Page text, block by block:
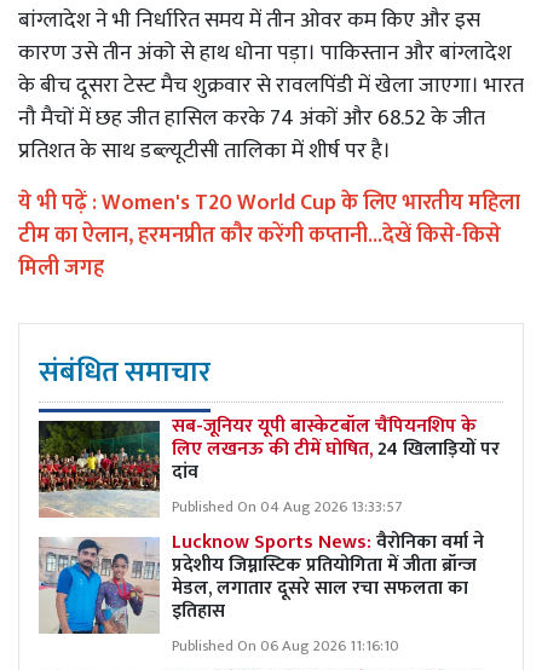
बांग्लादेश ने भी निर्धारित समय में तीन ओवर कम किए और इस
कारण उसे तीन अंको से हाथ धोना पड़ा। पाकिस्तान और बांग्लादेश
के बीच दूसरा टेस्ट मैच शुक्रवार से रावलपिंडी में खेला जाएगा। भारत
नौ मैचों में छह जीत हासिल करके 74 अंकों और 68.52 के जीत
प्रतिशत के साथ डब्ल्यूटीसी तालिका में शीर्ष पर है।
ये भी पढ़ें :Women's T20 World Cup के लिए भारतीय महिला
टीम का ऐलान, हरमनप्रीत कौर करेंगी कप्तानी...देखें किसे-किसे
मिली जगह
संबंधित समाचार
सब-जूनियर यूपी बास्केटबॉल चैंपियनशिप के
लिए लखनऊ की टीमें घोषित,24 खिलाड़ियों पर
दांव
Published On 04 Aug 2026 13:33:57
Lucknow Sports News:वैरोनिका वर्मा ने
प्रदेशीय जिम्नास्टिक प्रतियोगिता में जीता ब्रॉन्ज
मेडल, लगातार दूसरे साल रचा सफलता का
इतिहास
Published On 06 Aug 2026 11:16:10